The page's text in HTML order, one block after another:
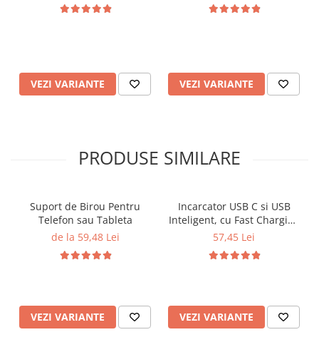
VEZI VARIANTE VEZI VARIANTE
PRODUSE SIMILARE
Suport de Birou Pentru
Telefon sau Tableta
de la 59,48 Lei
VEZI VARIANTE
Incarcator USB C si USB
Inteligent, cu Fast Charging
si Power Delivery
57,45 Lei
VEZI VARIANTE